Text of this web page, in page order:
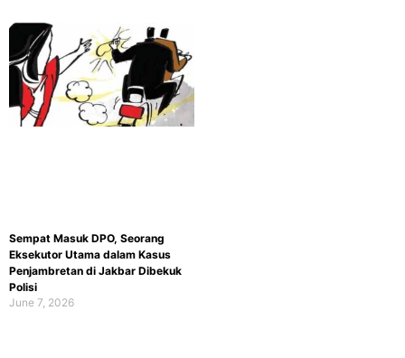
Sempat Masuk DPO, Seorang
Eksekutor Utama dalam Kasus
Penjambretan di Jakbar Dibekuk
Polisi
June 7, 2026